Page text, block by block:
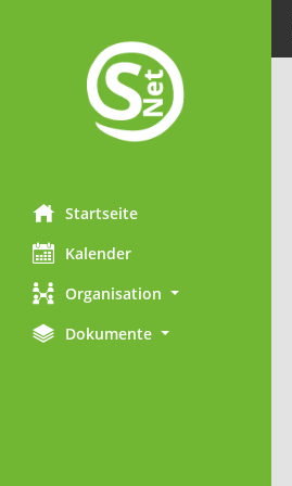
Startseite
Kalender
Organisation
Dokumente